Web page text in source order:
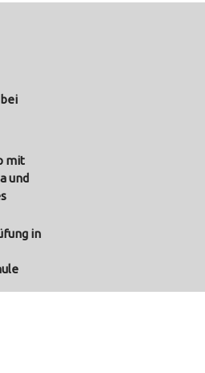
mit
und
in